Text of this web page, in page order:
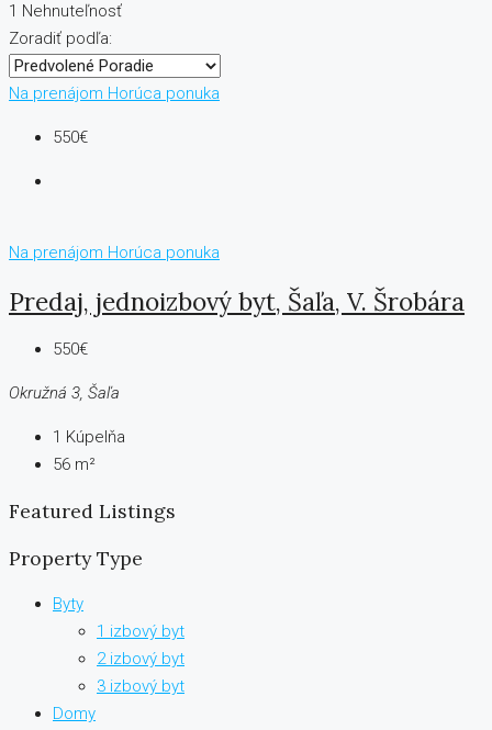
1 Nehnuteľnosť
Zoradiť podľa:
Na prenájom Horúca ponuka
550€
Na prenájom Horúca ponuka
Predaj, jednoizbový byt, Šaľa, V. Šrobára
550€
Okružná 3, Šaľa
1 Kúpelňa
56 m²
Featured Listings
Property Type
Byty
1 izbový byt
2 izbový byt
3 izbový byt
Domy